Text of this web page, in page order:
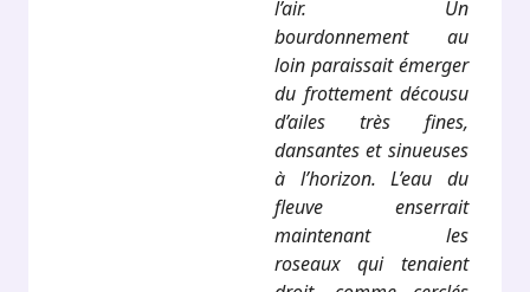
l’air. Un
bourdonnement au
loin paraissait émerger
du frottement décousu
d’ailes très fines,
dansantes et sinueuses
à l’horizon. L’eau du
fleuve enserrait
maintenant les
roseaux qui tenaient